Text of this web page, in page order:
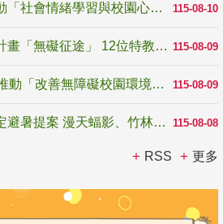
115-08-10
教育部鼓勵大專校院推動「社會情緒學習與校園心理健康促進計畫」 培育校園「心」韌性
115-08-09
青年百億海外圓夢基金計畫「無礙征途」 12位特教與弱勢青年勇闖西班牙 跨越感官限制見證生命蛻變
115-08-09
國教署補助22縣市積極推動「改善無障礙校園環境計畫」 打造友善、安全、無礙學習空間
115-08-08
青年壯遊點精選夏夜限定避暑提案 漫天蝠影、竹林尋蛙、茶香夜觀 邀青年暮色出發
RSS 更多